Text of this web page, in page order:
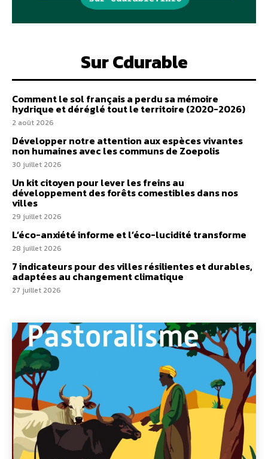
Sur Cdurable
Comment le sol français a perdu sa mémoire
hydrique et déréglé tout le territoire (2020-2026)
2 août 2026
Développer notre attention aux espèces vivantes
non humaines avec les communs de Zoepolis
30 juillet 2026
Un kit citoyen pour lever les freins au
développement des forêts comestibles dans nos
villes
29 juillet 2026
L’éco-anxiété informe et l’éco-lucidité transforme
28 juillet 2026
7 indicateurs pour des villes résilientes et durables,
adaptées au changement climatique
27 juillet 2026